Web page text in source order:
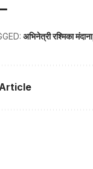
अभिनेत्री रश्मिका मंदाना